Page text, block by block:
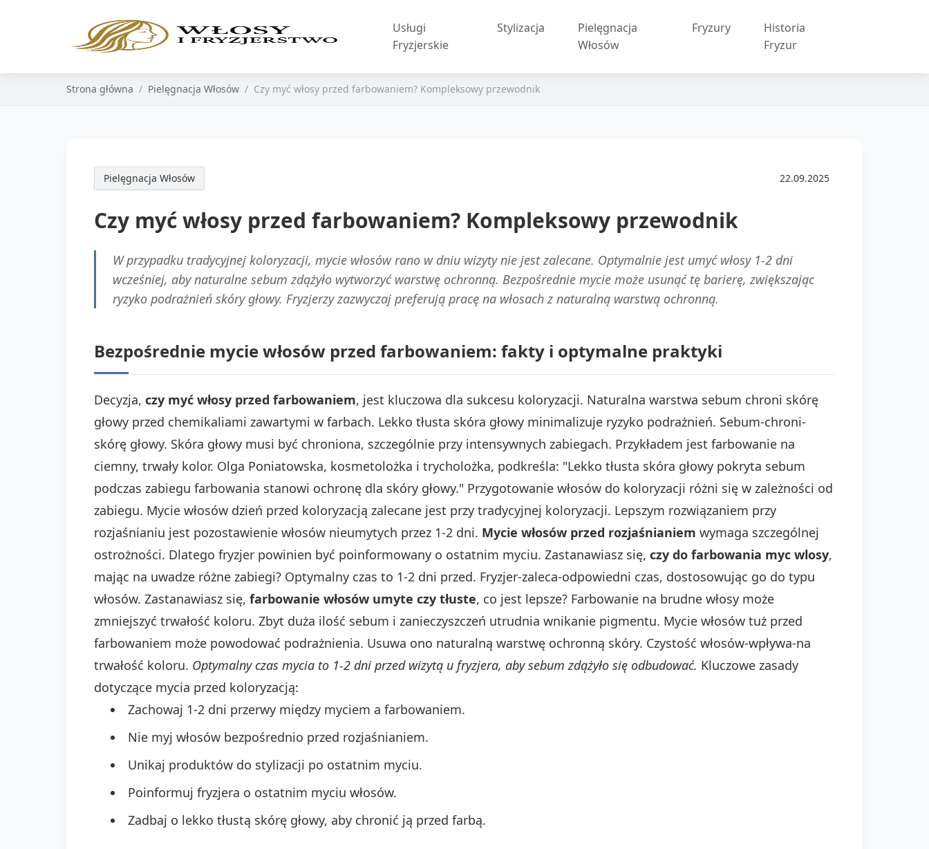
Usługi
Fryzjerskie
Stylizacja
Pielęgnacja
Włosów
Fryzury
Historia
Fryzur
Strona główna Pielęgnacja Włosów Czy myć włosy przed farbowaniem? Kompleksowy przewodnik
Pielęgnacja Włosów 22.09.2025
Czy myć włosy przed farbowaniem? Kompleksowy przewodnik
W przypadku tradycyjnej koloryzacji, mycie włosów rano w dniu wizyty nie jest zalecane. Optymalnie jest umyć włosy 1-2 dni
wcześniej, aby naturalne sebum zdążyło wytworzyć warstwę ochronną. Bezpośrednie mycie może usunąć tę barierę, zwiększając
ryzyko podrażnień skóry głowy. Fryzjerzy zazwyczaj preferują pracę na włosach z naturalną warstwą ochronną.
Bezpośrednie mycie włosów przed farbowaniem: fakty i optymalne praktyki
Decyzja, czy myć włosy przed farbowaniem, jest kluczowa dla sukcesu koloryzacji. Naturalna warstwa sebum chroni skórę
głowy przed chemikaliami zawartymi w farbach. Lekko tłusta skóra głowy minimalizuje ryzyko podrażnień. Sebum-chroni-
skórę głowy. Skóra głowy musi być chroniona, szczególnie przy intensywnych zabiegach. Przykładem jest farbowanie na
ciemny, trwały kolor. Olga Poniatowska, kosmetolożka i trycholożka, podkreśla: "Lekko tłusta skóra głowy pokryta sebum
podczas zabiegu farbowania stanowi ochronę dla skóry głowy." Przygotowanie włosów do koloryzacji różni się w zależności od
zabiegu. Mycie włosów dzień przed koloryzacją zalecane jest przy tradycyjnej koloryzacji. Lepszym rozwiązaniem przy
rozjaśnianiu jest pozostawienie włosów nieumytych przez 1-2 dni. Mycie włosów przed rozjaśnianiem wymaga szczególnej
ostrożności. Dlatego fryzjer powinien być poinformowany o ostatnim myciu. Zastanawiasz się, czy do farbowania myc wlosy,
mając na uwadze różne zabiegi? Optymalny czas to 1-2 dni przed. Fryzjer-zaleca-odpowiedni czas, dostosowując go do typu
włosów. Zastanawiasz się, farbowanie włosów umyte czy tłuste, co jest lepsze? Farbowanie na brudne włosy może
zmniejszyć trwałość koloru. Zbyt duża ilość sebum i zanieczyszczeń utrudnia wnikanie pigmentu. Mycie włosów tuż przed
farbowaniem może powodować podrażnienia. Usuwa ono naturalną warstwę ochronną skóry. Czystość włosów-wpływa-na
trwałość koloru. Optymalny czas mycia to 1-2 dni przed wizytą u fryzjera, aby sebum zdążyło się odbudować. Kluczowe zasady
dotyczące mycia przed koloryzacją:
Zachowaj 1-2 dni przerwy między myciem a farbowaniem.
Nie myj włosów bezpośrednio przed rozjaśnianiem.
Unikaj produktów do stylizacji po ostatnim myciu.
Poinformuj fryzjera o ostatnim myciu włosów.
Zadbaj o lekko tłustą skórę głowy, aby chronić ją przed farbą.